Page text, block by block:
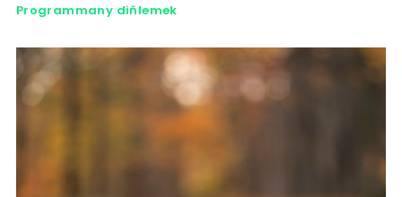
Programmany diňlemek